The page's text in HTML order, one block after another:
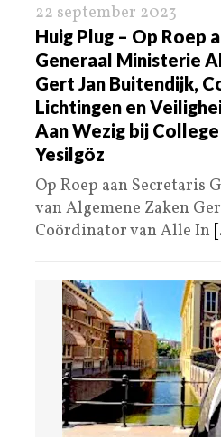
22 september 2023
Huig Plug – Op Roep
Generaal Ministerie
Gert Jan Buitendijk,
Lichtingen en
Aan Wezig bij
Yesilgöz
Op Roep aan Secretaris
van Algemene Zaken
Coördinator van Alle In